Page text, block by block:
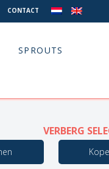
CONTACT
SPROUTS
VERBERG